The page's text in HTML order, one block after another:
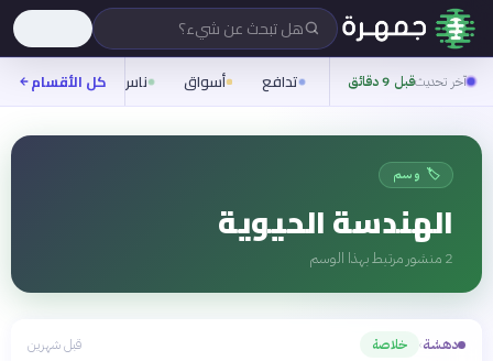
هل تبحث عن شيء؟
آخر تحديثقبل 9 دقائق تدافع أسواق ناس روح
كل الأقسام
🏷️ وسم
الهندسة الحيوية
2 منشور مرتبط بهذا الوسم
دهشة› خلاصة قبل شهرين